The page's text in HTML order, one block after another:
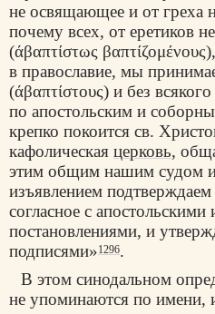
не освящающее и от греха
почему всех, от еретиков
(άβαπτίστως βαπτίζομένους
в православие, мы
(άβαπτίστους) и без
по апостольским и
крепко покоится св.
кафолическая церковь,
этим общим нашим судом
изъявлением
согласное с
постановлениями, и
подписями»1296.
В этом синодальном
не упоминаются по имени,